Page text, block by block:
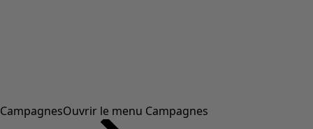
CampagnesOuvrir le menu Campagnes